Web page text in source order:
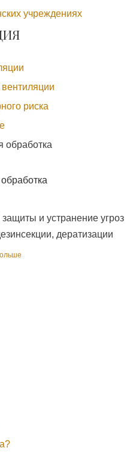
учреждениях
риска
и устранение угроз
дератизации